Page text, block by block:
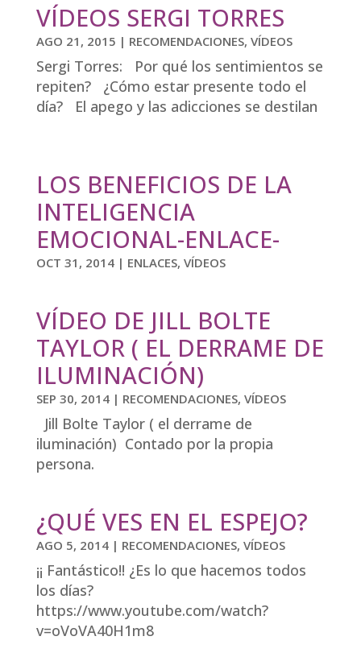
VÍDEOS SERGI TORRES
AGO 21, 2015 | RECOMENDACIONES, VÍDEOS
Sergi Torres: Por qué los sentimientos se
repiten? ¿Cómo estar presente todo el
día? El apego y las adicciones se destilan
LOS BENEFICIOS DE LA
INTELIGENCIA
EMOCIONAL-ENLACE-
OCT 31, 2014| ENLACES, VÍDEOS
VÍDEO DE JILL BOLTE
TAYLOR ( EL DERRAME DE
ILUMINACIÓN)
SEP 30, 2014| RECOMENDACIONES, VÍDEOS
Jill Bolte Taylor ( el derrame de
iluminación) Contado por la propia
persona.
¿QUÉ VES EN EL ESPEJO?
AGO 5, 2014| RECOMENDACIONES, VÍDEOS
¡¡ Fantástico!! ¿Es lo que hacemos todos
los días?
https://www.youtube.com/watch?
v=oVoVA40H1m8